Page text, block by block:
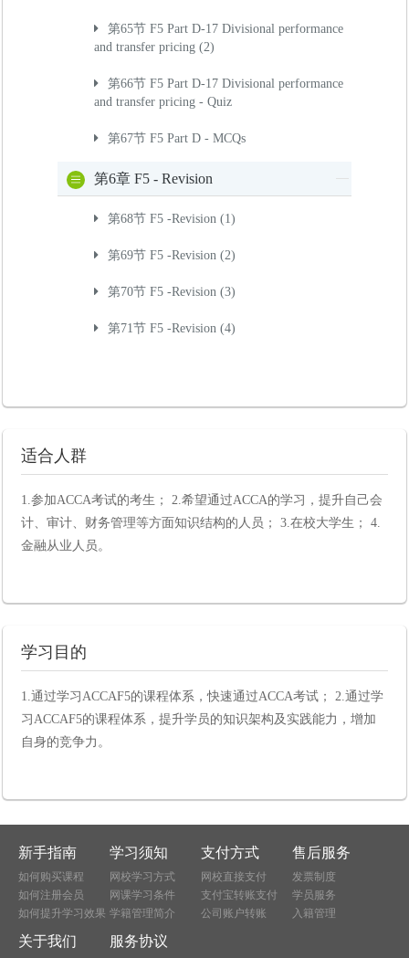
第65节 F5 Part D-17 Divisional performance
and transfer pricing (2)
第66节 F5 Part D-17 Divisional performance
and transfer pricing - Quiz
第67节 F5 Part D - MCQs
第6章 F5 - Revision
第68节 F5 -Revision (1)
第69节 F5 -Revision (2)
第70节 F5 -Revision (3)
第71节 F5 -Revision (4)
适合人群
1.参加ACCA考试的考生； 2.希望通过ACCA的学习，提升自己会
计、审计、财务管理等方面知识结构的人员； 3.在校大学生； 4.
金融从业人员。
学习目的
1.通过学习ACCAF5的课程体系，快速通过ACCA考试； 2.通过学
习ACCAF5的课程体系，提升学员的知识架构及实践能力，增加
自身的竞争力。
新手指南
如何购买课程
如何注册会员
如何提升学习效果
学习须知
网校学习方式
网课学习条件
学籍管理简介
支付方式
网校直接支付
支付宝转账支付
公司账户转账
售后服务
发票制度
学员服务
入籍管理
关于我们 服务协议